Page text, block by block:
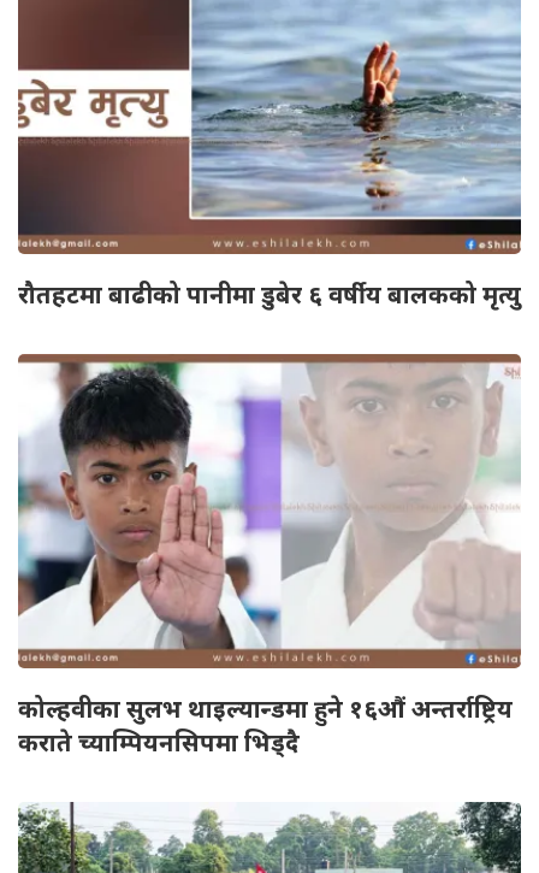
रौतहटमा बाढीको पानीमा डुबेर ६ वर्षीय बालकको मृत्यु
कोल्हवीका सुलभ थाइल्यान्डमा हुने १६औं अन्तर्राष्ट्रिय
कराते च्याम्पियनसिपमा भिड्दै